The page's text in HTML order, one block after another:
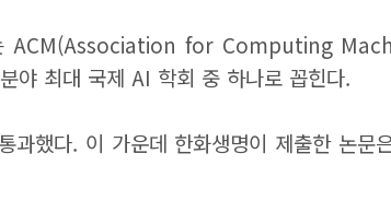
for Computing
야 최대 국제 AI 학회 중 하나로 꼽힌다.
했다. 이 가운데 한화생명이 제출한 논